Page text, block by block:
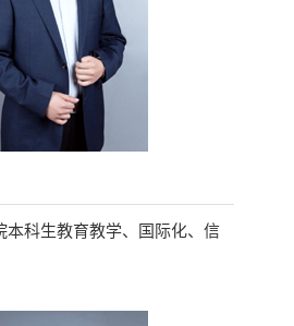
本科生教育教学、国际化、信